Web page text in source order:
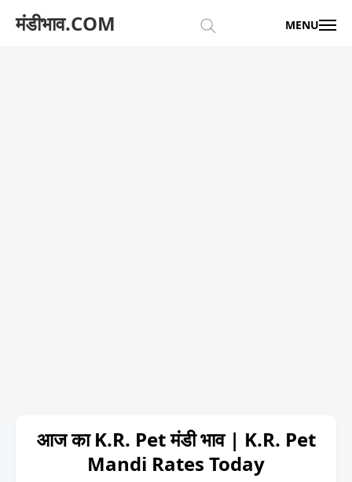
मंडीभाव.COM MENU
आज का K.R. Pet मंडी भाव | K.R. Pet
Mandi Rates Today